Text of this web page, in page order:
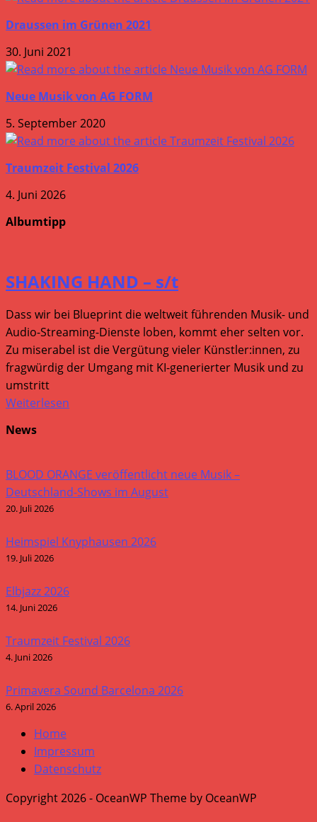
Draussen im Grünen 2021
30. Juni 2021
Neue Musik von AG FORM
5. September 2020
Traumzeit Festival 2026
4. Juni 2026
Albumtipp
SHAKING HAND – s/t
Dass wir bei Blueprint die weltweit führenden Musik- und
Audio-Streaming-Dienste loben, kommt eher selten vor.
Zu miserabel ist die Vergütung vieler Künstler:innen, zu
fragwürdig der Umgang mit KI-generierter Musik und zu
umstritt
Weiterlesen
News
BLOOD ORANGE veröffentlicht neue Musik –
Deutschland-Shows im August
20. Juli 2026
Heimspiel Knyphausen 2026
19. Juli 2026
Elbjazz 2026
14. Juni 2026
Traumzeit Festival 2026
4. Juni 2026
Primavera Sound Barcelona 2026
6. April 2026
Home
Impressum
Datenschutz
Copyright 2026 - OceanWP Theme by OceanWP